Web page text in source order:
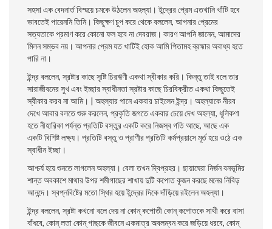
সহসা এক বেদনার্ত বিস্ময়ে চমকে উঠলেন অহল্যা। ইন্দ্রের প্রেম এতখানি খাঁটি হবে
ভাবতেই পারেননি তিনি। কিছুক্ষণ চুপ করে থেকে বললেন, আপনার প্রেমের
সত্যতাকে প্রমাণ করে কোনাে ফল হবে না দেবরাজ। কারণ আপনি জানেন, আমাদের
মিলন সম্ভব নয়। আপনার প্রেম যত খাটিই হােক আমি পিতামহ ব্রহ্মার অবাধ্য হতে
পারি না।
ইন্দ্র বললেন, স্রষ্টার কাছে সৃষ্টি চিরঋণী একথা স্বীকার করি। কিন্তু তাই বলে তার
সারাজীবনের সুখ এবং ইচ্ছার স্বাধীনতা স্রষ্টার কাছে চিরবিক্রীত একথা কিছুতেই
স্বীকার করব না আমি। | অহল্যার পানে একবার চাইলেন ইন্দ্র। অহল্যাকে নীরব
দেখে আবার বলতে শুরু করলেন, প্রকৃতি জগতে একবার চেয়ে দেখ অহল্যা, ধূলিকণা
হতে নীহারিকা পর্যন্ত প্রতিটি বস্তুর একটি করে নিজস্ব গতি আছে, আছে এক
একটি বিশিষ্ট লক্ষ্য। প্রতিটি বস্তু ও প্রাণীর প্রতিটি কর্মপ্রয়াসে মূর্ত হয়ে ওঠে এক
স্বাধীন ইচ্ছা।
আশ্চর্য হয়ে শুনতে লাগলেন অহল্যা। বেলা তখন দ্বিপ্রহর। ছায়াঘেরা নির্জন বনভূমির
শান্ত অবকাশে মাথার উপর শমীগাছের শাখায় দুটি কপােত কূজন করছে মনের নিবিড়
আনন্দে। স্বপ্নবিষ্টের মতাে স্থির হয়ে ইন্দ্রের দিকে দাঁড়িয়ে রইলেন অহল্যা।
ইন্দ্র বললেন, স্রষ্টা কখনাে বলে দেয় না কোন্ কপােতী কোন্ কপােতকে সাথী করে বাসা
বাঁধবে, কোন্ লতা কোন্ গাছকে জীবনে একমাত্র অবলম্বন করে জড়িয়ে ধরবে, কোন্